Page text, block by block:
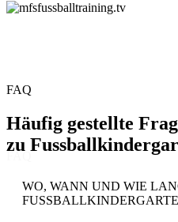
FAQ
Häufig gestellte
zu
WO, WANN UND WIE